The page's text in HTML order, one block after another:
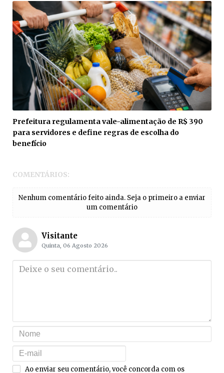
Prefeitura regulamenta vale-alimentação de R$ 390
para servidores e define regras de escolha do
benefício
COMENTÁRIOS:
Nenhum comentário feito ainda. Seja o primeiro a enviar
um comentário
Visitante
Quinta, 06 Agosto 2026
Ao enviar seu comentário, você concorda com os